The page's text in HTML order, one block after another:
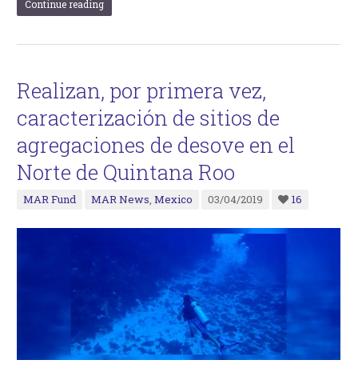
Continue reading
Realizan, por primera vez,
caracterización de sitios de
agregaciones de desove en el
Norte de Quintana Roo
MAR Fund MAR News,Mexico 03/04/2019 16